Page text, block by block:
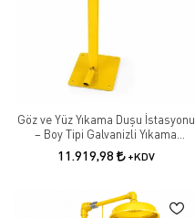
Göz ve Yüz Yıkama Duşu İstasyonu
– Boy Tipi Galvanizli Yıkama
Çeşmesi
11.919,98 +KDV